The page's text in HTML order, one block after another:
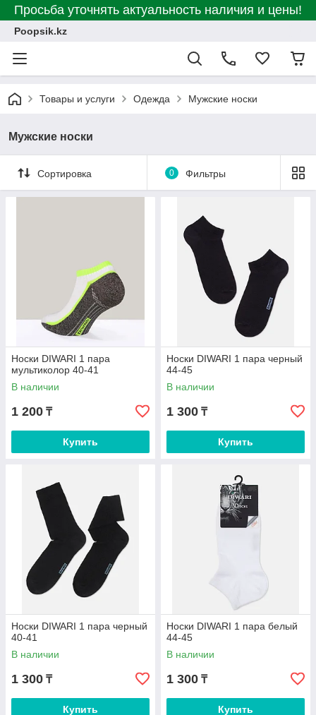
Просьба уточнять актуальность наличия и цены!
Poopsik.kz
Товары и услуги Одежда Мужские носки
Мужские носки
Сортировка 0 Фильтры
Носки DIWARI 1 пара
мультиколор 40-41
В наличии
1 200 ₸
Купить
Носки DIWARI 1 пара черный
44-45
В наличии
1 300 ₸
Купить
Носки DIWARI 1 пара черный
40-41
В наличии
1 300 ₸
Купить
Носки DIWARI 1 пара белый
44-45
В наличии
1 300 ₸
Купить